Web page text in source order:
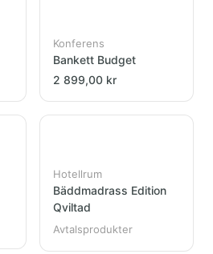
Konferens
Bankett Budget
2 899,00 kr
Hotellrum
Bäddmadrass Edition
Qviltad
Avtalsprodukter